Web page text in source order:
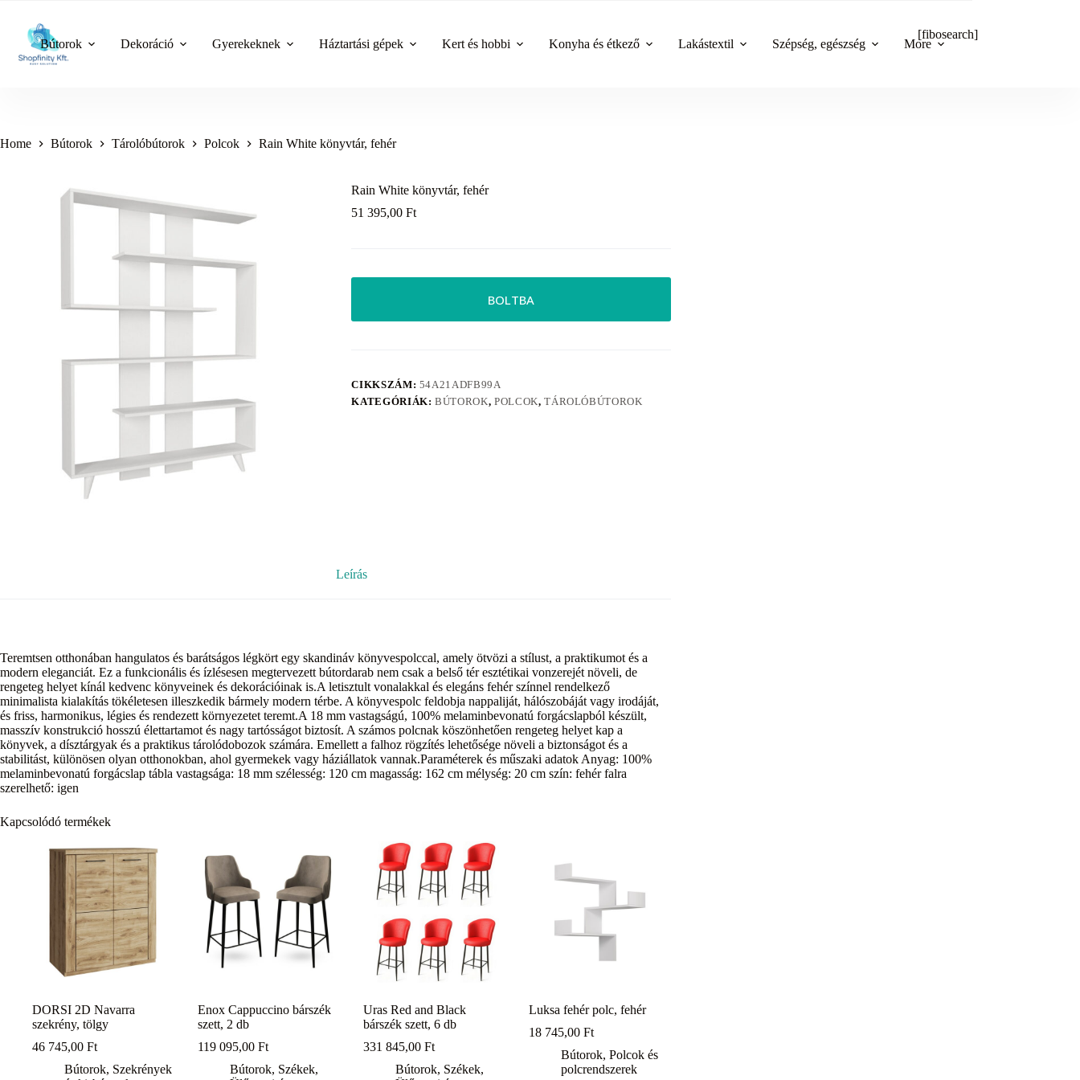
content
Bútorok Dekoráció Gyerekeknek Háztartási gépek Kert és hobbi Konyha és étkező Lakástextil Szépség, egészség More
[fibosearch]
Home Bútorok Tárolóbútorok Polcok Rain White könyvtár, fehér
Rain White könyvtár, fehér
51 395,00Ft
BOLTBA
CIKKSZÁM: 54A21ADFB99A
KATEGÓRIÁK:BÚTOROK, POLCOK,TÁROLÓBÚTOROK
Leírás
Teremtsen otthonában hangulatos és barátságos légkört egy skandináv könyvespolccal, amely ötvözi a stílust, a praktikumot és a
modern eleganciát. Ez a funkcionális és ízlésesen megtervezett bútordarab nem csak a belső tér esztétikai vonzerejét növeli, de
rengeteg helyet kínál kedvenc könyveinek és dekorációinak is.A letisztult vonalakkal és elegáns fehér színnel rendelkező
minimalista kialakítás tökéletesen illeszkedik bármely modern térbe. A könyvespolc feldobja nappaliját, hálószobáját vagy irodáját,
és friss, harmonikus, légies és rendezett környezetet teremt.A 18 mm vastagságú, 100% melaminbevonatú forgácslapból készült,
masszív konstrukció hosszú élettartamot és nagy tartósságot biztosít. A számos polcnak köszönhetően rengeteg helyet kap a
könyvek, a dísztárgyak és a praktikus tárolódobozok számára. Emellett a falhoz rögzítés lehetősége növeli a biztonságot és a
stabilitást, különösen olyan otthonokban, ahol gyermekek vagy háziállatok vannak.Paraméterek és műszaki adatok Anyag: 100%
melaminbevonatú forgácslap tábla vastagsága: 18 mm szélesség: 120 cm magasság: 162 cm mélység: 20 cm szín: fehér falra
szerelhető: igen
Kapcsolódó termékek
DORSI 2D Navarra
szekrény, tölgy
46 745,00 Ft
Bútorok, Szekrények
Enox Cappuccino bárszék
szett, 2 db
119 095,00Ft
Bútorok, Székek,
Uras Red and Black
bárszék szett, 6 db
331 845,00Ft
Bútorok, Székek,
Luksa fehér polc, fehér
18 745,00Ft
Bútorok,Polcok és
polcrendszerek